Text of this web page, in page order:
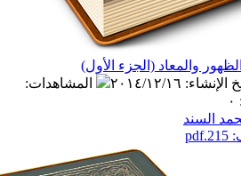
(الجزء الأول)
١٢/١٦ المشاهدات: